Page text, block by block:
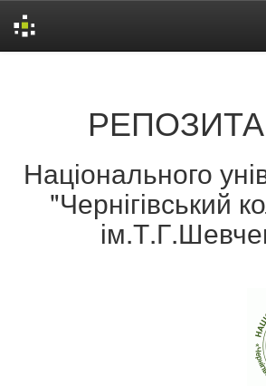
Національного
"Чернігівський